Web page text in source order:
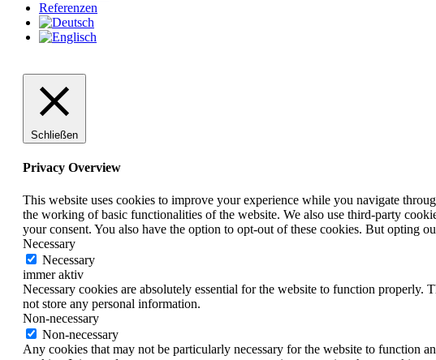
Referenzen
Schließen
Privacy Overview
This website uses cookies to improve your experience while you navigate
the working of basic functionalities of the website. We also use third-party
your consent. You also have the option to opt-out of these cookies. But opting
Necessary
Necessary
immer aktiv
Necessary cookies are absolutely essential for the website to function properly.
not store any personal information.
Non-necessary
Non-necessary
Any cookies that may not be particularly necessary for the website to function